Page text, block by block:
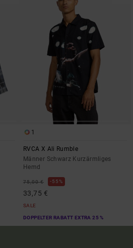
1
RVCA X Ali Rumble
Männer Schwarz Kurzärmliges
Hemd
75,00 € 55%
33,75 €
SALE
DOPPELTER RABATT EXTRA 25 %